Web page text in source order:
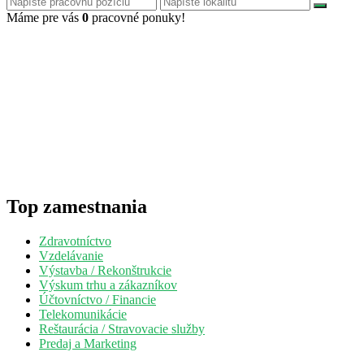
Máme pre vás 0 pracovné ponuky!
Top zamestnania
Zdravotníctvo
Vzdelávanie
Výstavba / Rekonštrukcie
Výskum trhu a zákazníkov
Účtovníctvo / Financie
Telekomunikácie
Reštaurácia / Stravovacie služby
Predaj a Marketing